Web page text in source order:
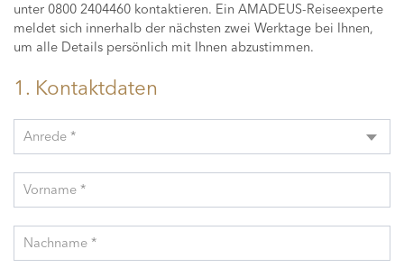
unter 0800 2404460 kontaktieren. Ein AMADEUS-Reiseexperte
meldet sich innerhalb der nächsten zwei Werktage bei Ihnen,
um alle Details persönlich mit Ihnen abzustimmen.
1. Kontaktdaten
Anrede *
Vorname *
Nachname *